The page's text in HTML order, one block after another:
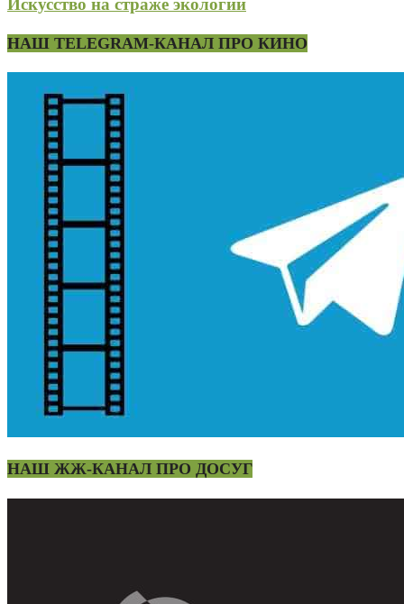
Искусство на страже экологии
НАШ TELEGRAM-КАНАЛ ПРО КИНО
НАШ ЖЖ-КАНАЛ ПРО ДОСУГ